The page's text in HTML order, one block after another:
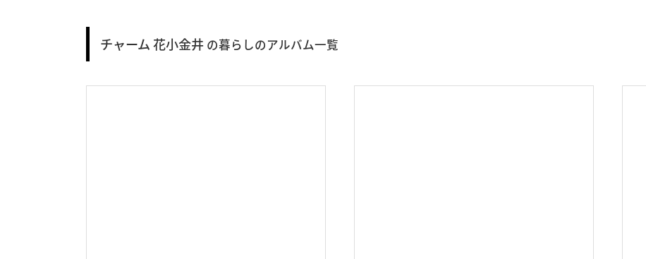
チャーム 花小金井 の暮らしのアルバム一覧